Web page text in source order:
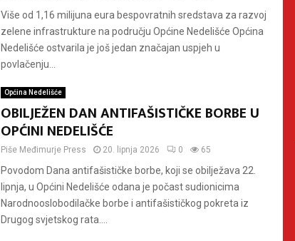
Više od 1,16 milijuna eura bespovratnih sredstava za razvoj
zelene infrastrukture na području Općine Nedelišće Općina
Nedelišće ostvarila je još jedan značajan uspjeh u
povlačenju...
Općina Nedelišće
OBILJEŽEN DAN ANTIFAŠISTIČKE BORBE U
OPĆINI NEDELIŠĆE
Piše Međimurje Press 20. lipnja 2026 0 65
Povodom Dana antifašističke borbe, koji se obilježava 22.
lipnja, u Općini Nedelišće odana je počast sudionicima
Narodnooslobodilačke borbe i antifašističkog pokreta iz
Drugog svjetskog rata....